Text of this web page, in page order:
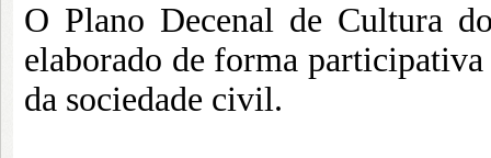
O Plano Decenal de Cultura
elaborado de forma
da sociedade civil.